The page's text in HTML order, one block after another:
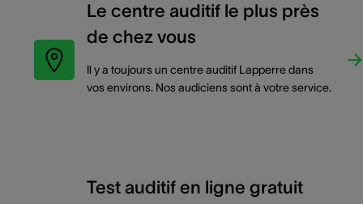
Le centre auditif le plus près
de chez vous
Il y a toujours un centre auditif Lapperre dans
vos environs. Nos audiciens sont à votre service.
Test auditif en ligne gratuit